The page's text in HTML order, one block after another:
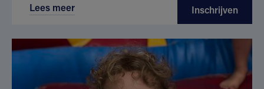
Lees meer Inschrijven